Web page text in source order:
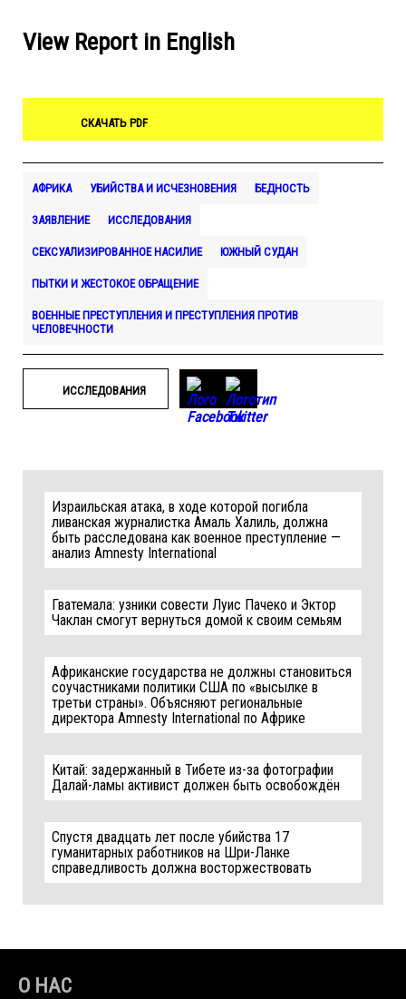
View Report in English
СКАЧАТЬ PDF
АФРИКА УБИЙСТВА И ИСЧЕЗНОВЕНИЯ БЕДНОСТЬ
ЗАЯВЛЕНИЕ ИССЛЕДОВАНИЯ
СЕКСУАЛИЗИРОВАННОЕ НАСИЛИЕ ЮЖНЫЙ СУДАН
ПЫТКИ И ЖЕСТОКОЕ ОБРАЩЕНИЕ
ВОЕННЫЕ ПРЕСТУПЛЕНИЯ И ПРЕСТУПЛЕНИЯ ПРОТИВ
ЧЕЛОВЕЧНОСТИ
ИССЛЕДОВАНИЯ
Израильская атака, в ходе которой погибла
ливанская журналистка Амаль Халиль, должна
быть расследована как военное преступление —
анализ Amnesty International
Гватемала: узники совести Луис Пачеко и Эктор
Чаклан смогут вернуться домой к своим семьям
Африканские государства не должны становиться
соучастниками политики США по «высылке в
третьи страны». Объясняют региональные
директора Amnesty International по Африке
Китай: задержанный в Тибете из-за фотографии
Далай-ламы активист должен быть освобождён
Спустя двадцать лет после убийства 17
гуманитарных работников на Шри-Ланке
справедливость должна восторжествовать
О НАС